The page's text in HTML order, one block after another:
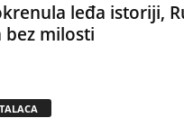
leđa istoriji,
milosti